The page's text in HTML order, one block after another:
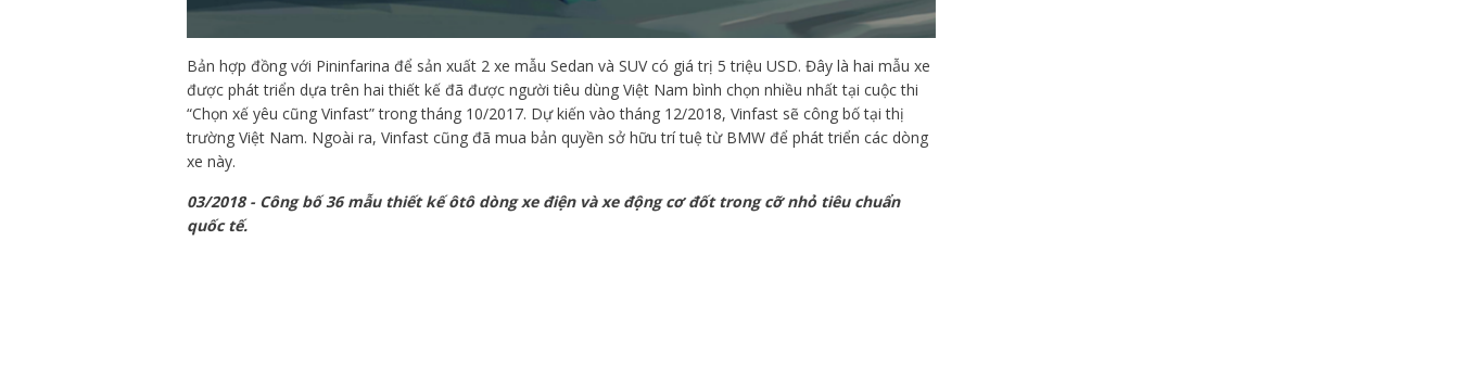
Bản hợp đồng với Pininfarina để sản xuất 2 xe mẫu Sedan và SUV có giá trị 5 triệu USD. Đây là hai mẫu xe
được phát triển dựa trên hai thiết kế đã được người tiêu dùng Việt Nam bình chọn nhiều nhất tại cuộc thi
“Chọn xế yêu cũng Vinfast” trong tháng 10/2017. Dự kiến vào tháng 12/2018, Vinfast sẽ công bố tại thị
trường Việt Nam. Ngoài ra, Vinfast cũng đã mua bản quyền sở hữu trí tuệ từ BMW để phát triển các dòng
xe này.
03/2018 - Công bố 36 mẫu thiết kế ôtô dòng xe điện và xe động cơ đốt trong cỡ nhỏ tiêu chuẩn
quốc tế.